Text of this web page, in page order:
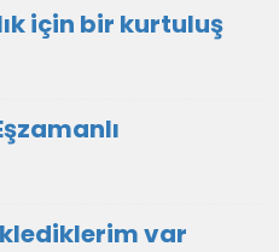
için bir kurtuluş
var